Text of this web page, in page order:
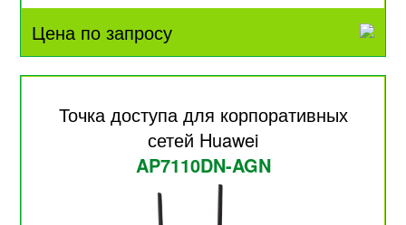
Цена по запросу
Точка доступа для корпоративных
сетей Huawei
AP7110DN-AGN